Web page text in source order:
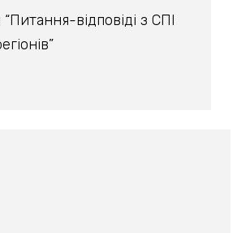
відповіді з СПІ